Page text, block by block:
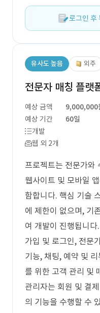
로그인 후
유사도 높음 외주
전문자 매칭 플랫
예상 금액
9,000,000
예상 기간
60일
개발
웹 외 2개
프로젝트는 전문가와
웹사이트 및 모바일
함합니다. 핵심 기술
에 제한이 없으며, 기
여 개발이 진행됩니
가입 및 로그인, 전문
기능, 채팅, 예약 및
를 위한 고객 관리 및
관리자는 회원 및 결
의 기능을 수행할 수